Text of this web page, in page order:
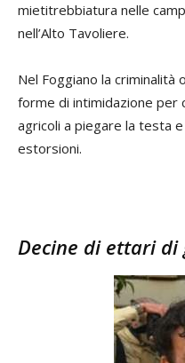
mietitrebbiatura nelle
nell’Alto Tavoliere.
Nel Foggiano la criminalità
forme di intimidazione
agricoli a piegare la testa
estorsioni.
Decine di ettari